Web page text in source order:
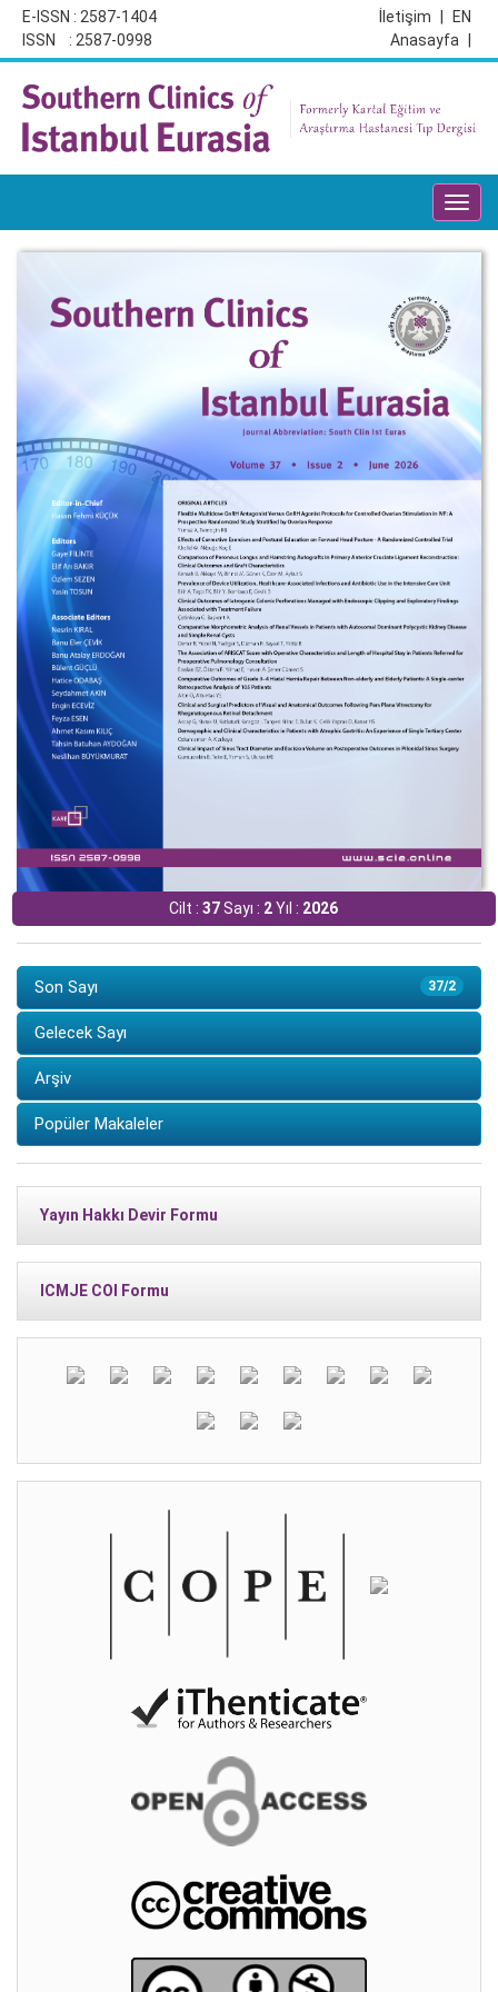
E-ISSN : 2587-1404
ISSN : 2587-0998
EN
İletişim
Anasayfa
Cilt :37Sayı : 2Yıl : 2026
37/2
Son Sayı
Gelecek Sayı
Arşiv
Popüler Makaleler
Yayın Hakkı Devir Formu
ICMJE COI Formu